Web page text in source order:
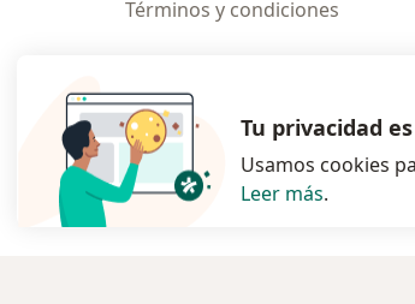
Términos y condiciones
Polska
Tu privacidad
Usamos cookies
Leer más.